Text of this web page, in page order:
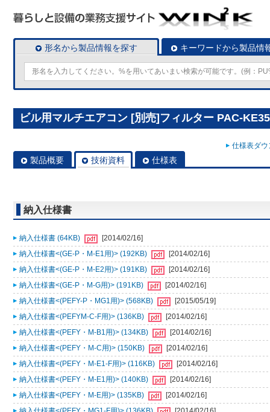
形名から製品情報を探す キーワードから製品情
ビル用マルチエアコン [別売]フィルター PAC-
仕様表ダ
製品概要 技術資料 仕様表
納入仕様書
納入仕様書 (64KB)
[2014/02/16]
納入仕様書<(GE-P・M-E1用)> (192KB)
[2014/02/16]
納入仕様書<(GE-P・M-E2用)> (191KB)
[2014/02/16]
納入仕様書<(GE-P・M-G用)> (191KB)
[2014/02/16]
納入仕様書<(PEFY-P・MG1用)> (568KB)
[2015/05/19]
納入仕様書<(PEFYM-C-F用)> (136KB)
[2014/02/16]
納入仕様書<(PEFY・M-B1用)> (134KB)
[2014/02/16]
納入仕様書<(PEFY・M-C用)> (150KB)
[2014/02/16]
納入仕様書<(PEFY・M-E1-F用)> (116KB)
[2014/02/16]
納入仕様書<(PEFY・M-E1用)> (140KB)
[2014/02/16]
納入仕様書<(PEFY・M-E用)> (135KB)
[2014/02/16]